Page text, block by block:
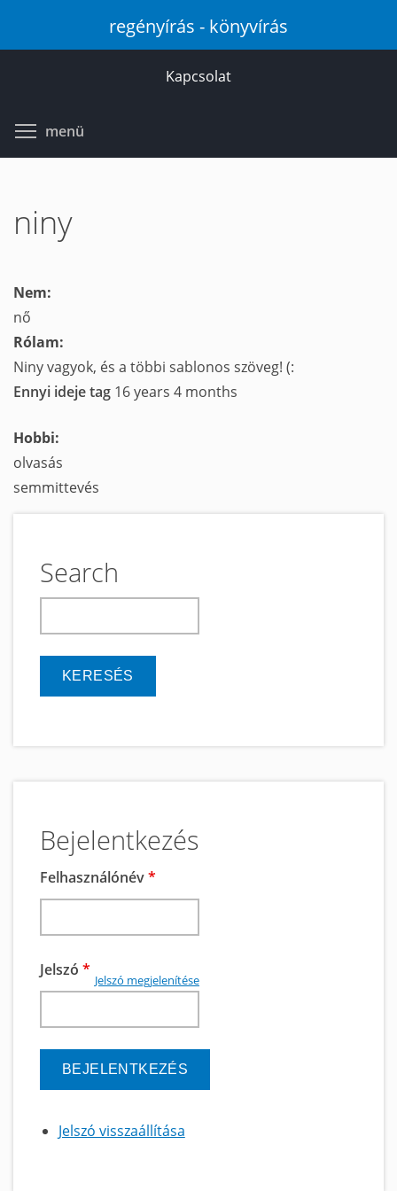
regényírás - könyvírás
Kapcsolat
menü
niny
Nem:
nő
Rólam:
Niny vagyok, és a többi sablonos szöveg! (:
Ennyi ideje tag 16 years 4 months
Hobbi:
olvasás
semmittevés
Search
Bejelentkezés
Felhasználónév*
Jelszó *
Jelszó megjelenítése
Jelszó visszaállítása